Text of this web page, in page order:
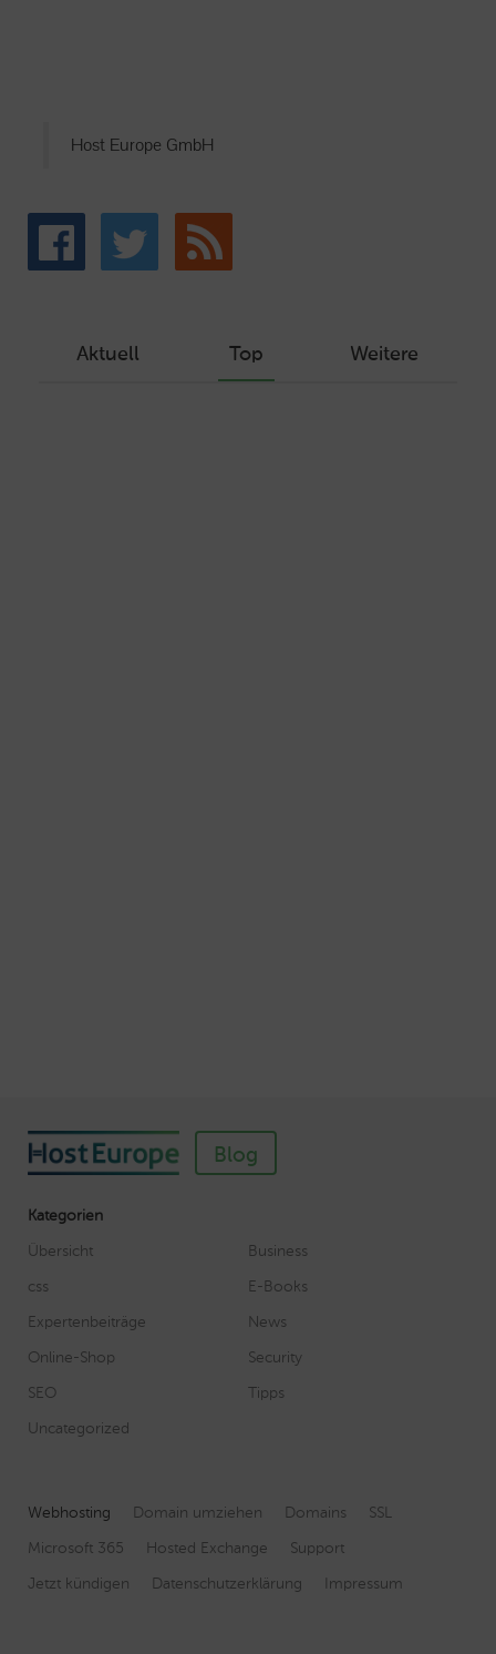
Host Europe GmbH
Aktuell Top Weitere
Blog
Kategorien
Übersicht
Business
css
E-Books
Expertenbeiträge
News
Online-Shop
Security
SEO
Tipps
Uncategorized
Webhosting Domain umziehen Domains
SSL
Microsoft 365
Hosted Exchange
Support
Jetzt kündigen
Datenschutzerklärung Impressum